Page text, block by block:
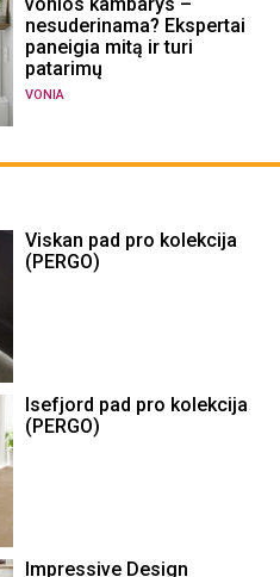
nesuderinama? Ekspertai
paneigia mitą ir turi
patarimų
VONIA
Viskan pad pro kolekcija
(PERGO)
Isefjord pad pro kolekcija
(PERGO)
Impressive Design